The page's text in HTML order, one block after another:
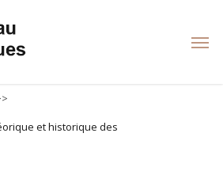
et historique des